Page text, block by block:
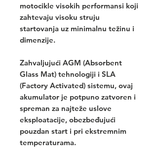
motocikle visokih performansi koji
zahtevaju visoku struju
startovanja uz minimalnu težinu i
dimenzije.
Zahvaljujući AGM (Absorbent
Glass Mat) tehnologiji i SLA
(Factory Activated) sistemu, ovaj
akumulator je potpuno zatvoren i
spreman za najteže uslove
eksploatacije, obezbeđujući
pouzdan start i pri ekstremnim
temperaturama.